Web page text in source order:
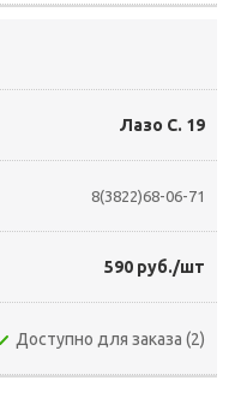
Лазо С. 19
8(3822)68-06-71
590 руб./шт
Доступно для заказа (2)